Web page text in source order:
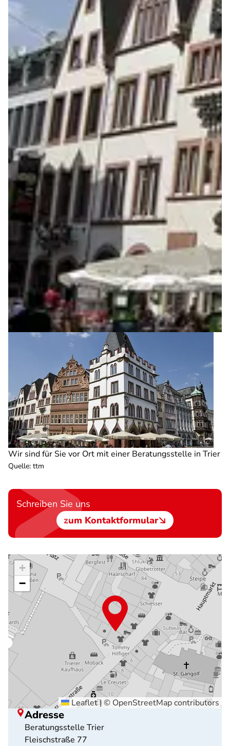
Wir sind für Sie vor Ort mit einer Beratungsstelle in Trier
Quelle: ttm
Schreiben Sie uns
zum Kontaktformular
+
−
Leaflet|© OpenStreetMapcontributors
Adresse
Beratungsstelle Trier
Fleischstraße 77